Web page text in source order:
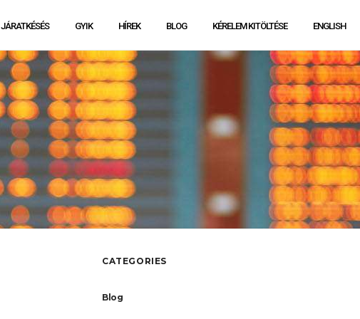
JÁRATKÉSÉS GYIK HÍREK BLOG KÉRELEM KITÖLTÉSE ENGLISH
CATEGORIES
Blog